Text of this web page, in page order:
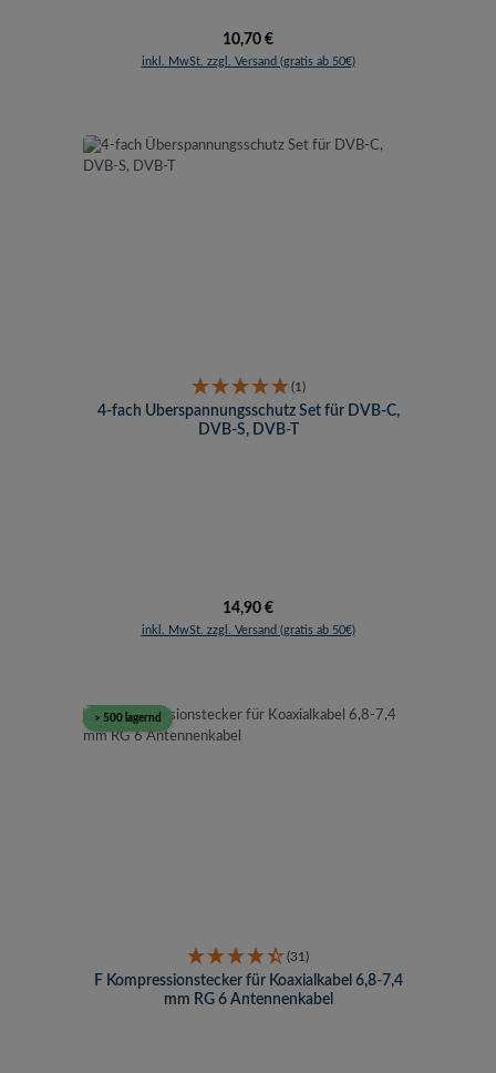
Regulärer Preis:
10,70 €
inkl. MwSt. zzgl. Versand (gratis ab 50€)
(1)
4-fach Überspannungsschutz Set für DVB-C,
DVB-S, DVB-T
Regulärer Preis:
14,90 €
inkl. MwSt. zzgl. Versand (gratis ab 50€)
> 500 lagernd
(31)
F Kompressionstecker für Koaxialkabel 6,8-7,4
mm RG 6 Antennenkabel